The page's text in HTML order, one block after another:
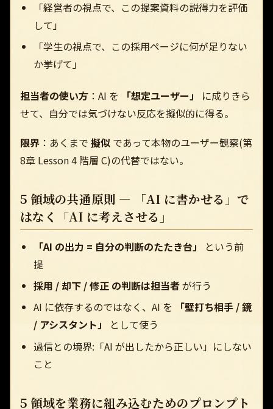
「経営者の視点で、この提案資料の説得力を評価
して」
「学生の視点で、この採用ページに何が足りない
か挙げて」
担当者の使い方 ：AI を 「想定ユーザー」
に成りきら
せて、自分では気づけない反応を擬似的に得る。
限界 ：あくまで 擬似 であって本物のユーザー観察(第
8章 Lesson 4 階層 C)の代替ではない。
5 領域の共通原則 — 「AI に書かせる」で
はなく「AI に考えさせる」
「AI の出力 = 自分の判断のたたき台」
という前
提
採用 / 却下 / 修正 の判断は担当者が行う
AI に依存するのではなく、AI を
「壁打ち相手 / 鏡
/ アシスタント」
として使う
過信との境界:「AI が出したから正しい」にしない
こと
5 領域を業務に組み込むためのプロンプト